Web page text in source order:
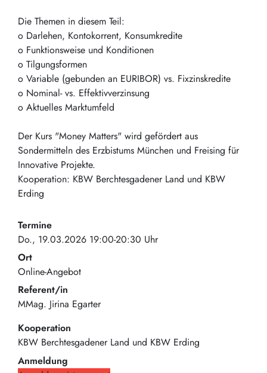
Die Themen in diesem Teil:
o Darlehen, Kontokorrent, Konsumkredite
o Funktionsweise und Konditionen
o Tilgungsformen
o Variable (gebunden an EURIBOR) vs. Fixzinskredite
o Nominal- vs. Effektivverzinsung
o Aktuelles Marktumfeld
Der Kurs "Money Matters" wird gefördert aus
Sondermitteln des Erzbistums München und Freising für
Innovative Projekte.
Kooperation: KBW Berchtesgadener Land und KBW
Erding
Termine
Do., 19.03.2026 19:00-20:30 Uhr
Ort
Online-Angebot
Referent/in
MMag. Jirina Egarter
Kooperation
KBW Berchtesgadener Land und KBW Erding
Anmeldung